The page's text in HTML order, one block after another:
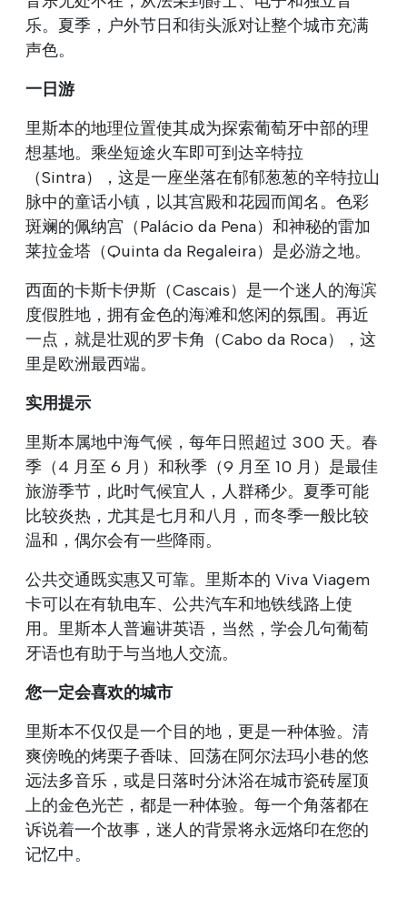
乐。夏季，户外节日和街头派对让整个城市充满
声色。
一日游
里斯本的地理位置使其成为探索葡萄牙中部的理
想基地。乘坐短途火车即可到达辛特拉
（Sintra），这是一座坐落在郁郁葱葱的辛特拉山
脉中的童话小镇，以其宫殿和花园而闻名。色彩
斑斓的佩纳宫（Palácio da Pena）和神秘的雷加
莱拉金塔（Quinta da Regaleira）是必游之地。
西面的卡斯卡伊斯（Cascais）是一个迷人的海滨
度假胜地，拥有金色的海滩和悠闲的氛围。再近
一点，就是壮观的罗卡角（Cabo da Roca），这
里是欧洲最西端。
实用提示
里斯本属地中海气候，每年日照超过 300 天。春
季（4 月至 6 月）和秋季（9 月至 10 月）是最佳
旅游季节，此时气候宜人，人群稀少。夏季可能
比较炎热，尤其是七月和八月，而冬季一般比较
温和，偶尔会有一些降雨。
公共交通既实惠又可靠。里斯本的 Viva Viagem
卡可以在有轨电车、公共汽车和地铁线路上使
用。里斯本人普遍讲英语，当然，学会几句葡萄
牙语也有助于与当地人交流。
您一定会喜欢的城市
里斯本不仅仅是一个目的地，更是一种体验。清
爽傍晚的烤栗子香味、回荡在阿尔法玛小巷的悠
远法多音乐，或是日落时分沐浴在城市瓷砖屋顶
上的金色光芒，都是一种体验。每一个角落都在
诉说着一个故事，迷人的背景将永远烙印在您的
记忆中。